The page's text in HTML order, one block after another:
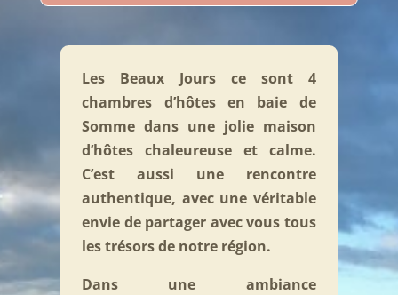
Les Beaux Jours ce sont 4
chambres d’hôtes en baie de
Somme dans une jolie maison
d’hôtes chaleureuse et calme.
C’est aussi une rencontre
authentique, avec une véritable
envie de partager avec vous tous
les trésors de notre région.
Dans une ambiance